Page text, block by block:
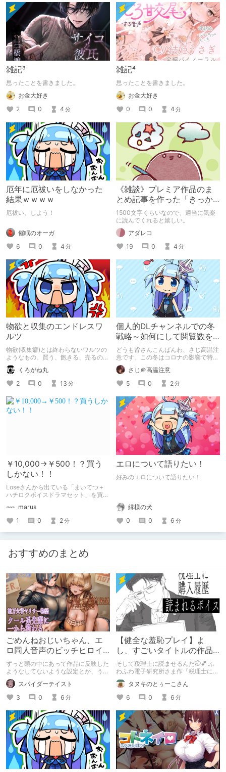
雑記³
思ったことを書きました。
お金大好き
2
0 4 分
雑記⁴
思ったことを書きました。
お金大好き
0
0 4 分
厄年に厄祓いをしなかった
結果ｗｗｗｗ
厄祓い、しよう！
催眠のオーガ
6
0 4 分
《雑談》プレミア作品のま
とめ記事を作った「きっか
け」
1500文字くらいなので、適当に気楽
に読んでくれると嬉しい。
アダレコ
19
0 4 分
物欲と収集のエンドレスワ
ルツ
物欲(収集癖)とは終わらないワルツの
ようなもの。買う、飽きる、売るの三
拍子がいつまでも続く
くろがね丸
2
0 13 分
個人的DLチャンネルでの冬
戦略～如何にして閲覧数を
増やすのか～
どうも皆さんこんばんわ、さじ高温注
意です。この冬はコロナの影響で特殊
な一年になりました。そんな中で私が
どんな記事を書くか個人的にメモのよ
うな形で出そうと思います べ、べつ
に書くことがないわけじゃないんだか
らね！
さじ＠高温注意
5
0 2分
￥10,000→￥500！？買う
しかない！！
Loseさんから出ている「まいてつ＋
ハチロクボイスドラマセット」を買っ
marus
1
0 2分
エロについて語りたい！
好みのエロについて語りたい！
縁様の犬
0
0 6 分
おすすめのまとめ
ごめんねおじいちゃん、エ
ロ同人音声のビッチヒロイ
ンに名前使って～過去作品
コンセプトを思い出そう～
ずっと頭の中にあって作品に反映した
ようなしてないような設定とか、うち
のヒロイン達の名づけの法則とかを頭
の中の映●研の金●さんに「そこにあ
っちゃいけねえんだよ」といわれたの
でとりあえず垂れ流します。
スパイダーテイスト
3
0 6 分
【健全な羞恥プレイ】よ
し、すごいタイトルの作品
をまた買おう。【湧き上が
る不健全な気持ち】
そして税理士に読ませるんだ🤭💕 ふ
わふわ電子研究所さま作『税理士に購
入履歴読まれるボイス』の感想レビュ
ーです！タヌキのとぅーこさん
6
0 6 分